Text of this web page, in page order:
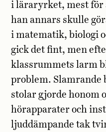
i läraryrket, mest för
han annars skulle
i matematik, biologi
gick det fint, men
klassrummets larm
problem. Slamrande
stolar gjorde honom
hörapparater och
ljuddämpande tak